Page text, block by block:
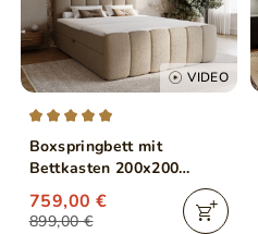
VIDEO
Boxspringbett mit
Bettkasten 200x200
Bouclé-Stoff Cloud Braun
899,00 €
759,00 €